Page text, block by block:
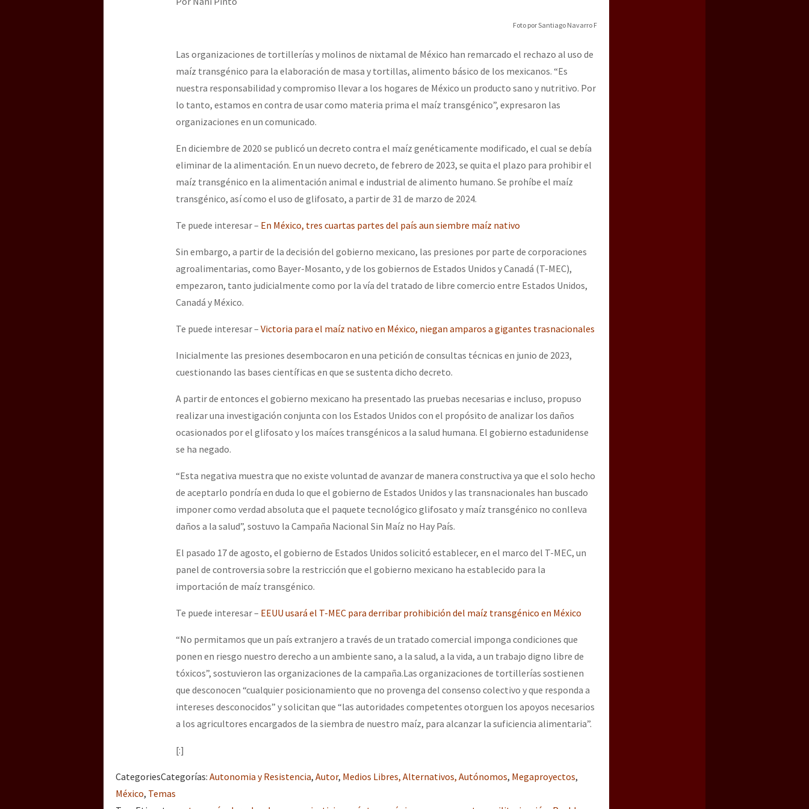
Dia 2 do Encontro “Guerra contra a Humanidad”
Dia 1: Encontro “Guerra contra a Humanidade”
[CDMX – 20 julio] Jornadas globales por la libertad de Jesús Plácido Galindo y el alto a la guerra contra el CIPOG-EZ
“Sonhando a Terra do Bem Virá” se publica no Estado Espanhol
Se o México sabe, que o mundo saiba! Nossas lutas pela memória, a justiça e a dignidade
[25 abr – CDMX] Tokín por el CNI: 30 años de Resistencia y Rebeldía
Foto por Santiago Navarro F
Las organizaciones de tortillerías y molinos de nixtamal de México han remarcado el rechazo al uso de
maíz transgénico para la elaboración de masa y tortillas, alimento básico de los mexicanos. “Es
nuestra responsabilidad y compromiso llevar a los hogares de México un producto sano y nutritivo. Por
lo tanto, estamos en contra de usar como materia prima el maíz transgénico”, expresaron las
organizaciones en un comunicado.
En diciembre de 2020 se publicó un decreto contra el maíz genéticamente modificado, el cual se debía
eliminar de la alimentación. En un nuevo decreto, de febrero de 2023, se quita el plazo para prohibir el
maíz transgénico en la alimentación animal e industrial de alimento humano. Se prohíbe el maíz
transgénico, así como el uso de glifosato, a partir de 31 de marzo de 2024.
Te puede interesar – En México, tres cuartas partes del país aun siembre maíz nativo
Sin embargo, a partir de la decisión del gobierno mexicano, las presiones por parte de corporaciones
agroalimentarias, como Bayer-Mosanto, y de los gobiernos de Estados Unidos y Canadá (T-MEC),
empezaron, tanto judicialmente como por la vía del tratado de libre comercio entre Estados Unidos,
Canadá y México.
Te puede interesar – Victoria para el maíz nativo en México, niegan amparos a gigantes trasnacionales
Inicialmente las presiones desembocaron en una petición de consultas técnicas en junio de 2023,
cuestionando las bases científicas en que se sustenta dicho decreto.
A partir de entonces el gobierno mexicano ha presentado las pruebas necesarias e incluso, propuso
realizar una investigación conjunta con los Estados Unidos con el propósito de analizar los daños
ocasionados por el glifosato y los maíces transgénicos a la salud humana. El gobierno estadunidense
se ha negado.
“Esta negativa muestra que no existe voluntad de avanzar de manera constructiva ya que el solo hecho
de aceptarlo pondría en duda lo que el gobierno de Estados Unidos y las transnacionales han buscado
imponer como verdad absoluta que el paquete tecnológico glifosato y maíz transgénico no conlleva
daños a la salud”, sostuvo la Campaña Nacional Sin Maíz no Hay País.
El pasado 17 de agosto, el gobierno de Estados Unidos solicitó establecer, en el marco del T-MEC, un
panel de controversia sobre la restricción que el gobierno mexicano ha establecido para la
importación de maíz transgénico.
Te puede interesar – EEUU usará el T-MEC para derribar prohibición del maíz transgénico en México
“No permitamos que un país extranjero a través de un tratado comercial imponga condiciones que
ponen en riesgo nuestro derecho a un ambiente sano, a la salud, a la vida, a un trabajo digno libre de
tóxicos”, sostuvieron las organizaciones de la campaña.Las organizaciones de tortillerías sostienen
que desconocen “cualquier posicionamiento que no provenga del consenso colectivo y que responda a
intereses desconocidos” y solicitan que “las autoridades competentes otorguen los apoyos necesarios
a los agricultores encargados de la siembra de nuestro maíz, para alcanzar la suficiencia alimentaria”.
[:]
CategoriesCategorías: Autonomia y Resistencia, Autor, Medios Libres, Alternativos, Autónomos, Megaproyectos,
México, Temas